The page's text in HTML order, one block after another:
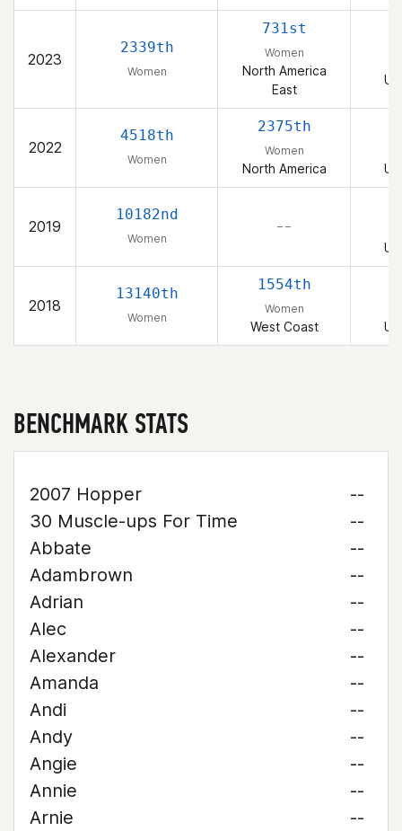
2023
2339th
Women
731st
Women
North America
East
2022
4518th
Women
2375th
Women
North America
2019
10182nd
Women
– –
2018
13140th
Women
1554th
Women
West Coast
BENCHMARK STATS
2007 Hopper
--
30 Muscle-ups For Time
--
Abbate
--
Adambrown
--
Adrian
--
Alec
--
Alexander
--
Amanda
--
Andi
--
Andy
--
Angie
--
Annie
--
Arnie
--